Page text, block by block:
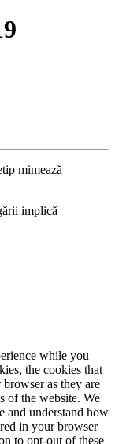
mimează
implică
while you
the cookies that
browser as they are
of the website. We
and understand how
in your browser
to opt-out of these